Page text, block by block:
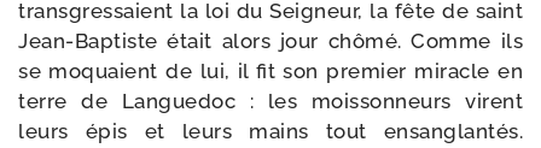
trans­gres­saient la loi du Seigneur, la fête de saint
Jean-​Baptiste était alors jour chô­mé. Comme ils
se moquaient de lui, il fit son pre­mier miracle en
terre de Languedoc : les mois­son­neurs virent
leurs épis et leurs mains tout ensan­glan­tés.